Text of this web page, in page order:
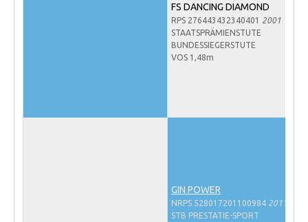
Wereldkampioenschap Jonge Paarden
Arabissimo
FS DANCING DIAMOND
RPS 276443432340401 2001
STAATSPRÄMIENSTUTE
BUNDESSIEGERSTUTE
VOS 1,48m
GIN POWER
NRPS 528017201100984 2011
STB PRESTATIE-SPORT